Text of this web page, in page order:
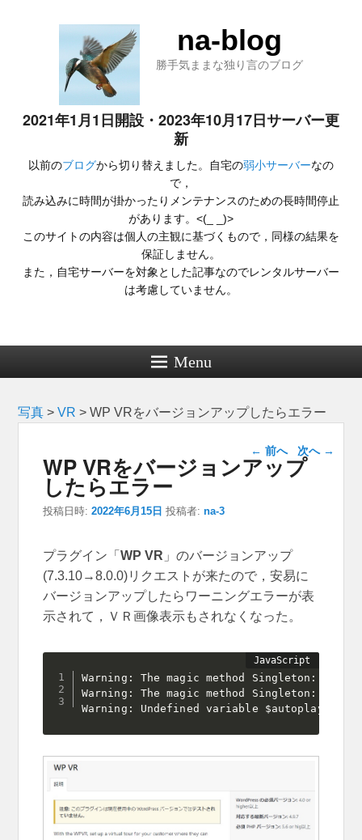
na-blog
勝手気ままな独り言のブログ
2021年1月1日開設・2023年10月17日サーバー更
新
以前のブログから切り替えました。自宅の弱小サーバーなの
で，
読み込みに時間が掛かったりメンテナンスのための長時間停止
があります。<(_ _)>
このサイトの内容は個人の主観に基づくもので，同様の結果を
保証しません。
また，自宅サーバーを対象とした記事なのでレンタルサーバー
は考慮していません。
Menu
写真 >VR >WP VRをバージョンアップしたらエラー
投稿ナビゲー
ション
← 前へ 次へ →
WP VRをバージョンアップ
したらエラー
投稿日時:2022年6月15日 投稿者:na-3
プラグイン「WP VR 」のバージョンアップ
(7.3.10→8.0.0)リクエストが来たので，安易に
バージョンアップしたらワーニングエラーが表
示されて，ＶＲ画像表示もされなくなった。
Warning : The magic method Singleton :
Warning : The magic method Singleton :
Warning : Undefined variable